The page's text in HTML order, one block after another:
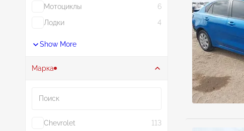
Мотоциклы
6
Лодки
4
Show More
Марка
Chevrolet
113